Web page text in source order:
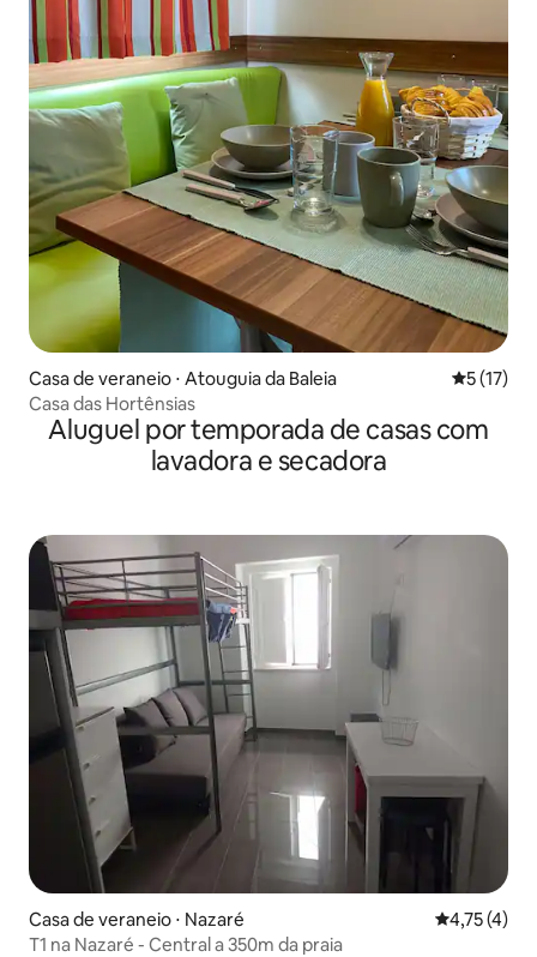
Casa de veraneio ⋅ Atouguia da Baleia 5 de uma
5 (17)
Casa das Hortênsias
Aluguel por temporada de casas com
lavadora e secadora
Casa de veraneio ⋅ Nazaré 4,75 de
4,75 (4)
T1 na Nazaré - Central a 350m da praia